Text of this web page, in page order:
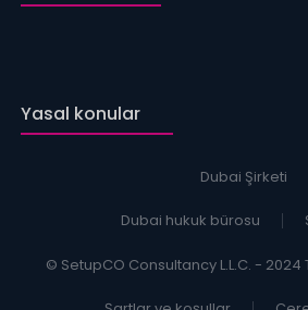
Yasal konular
Dubai Şirketi
Dubai hukuk bürosu
© SetupCO Consultancy L.L.C. - 2024